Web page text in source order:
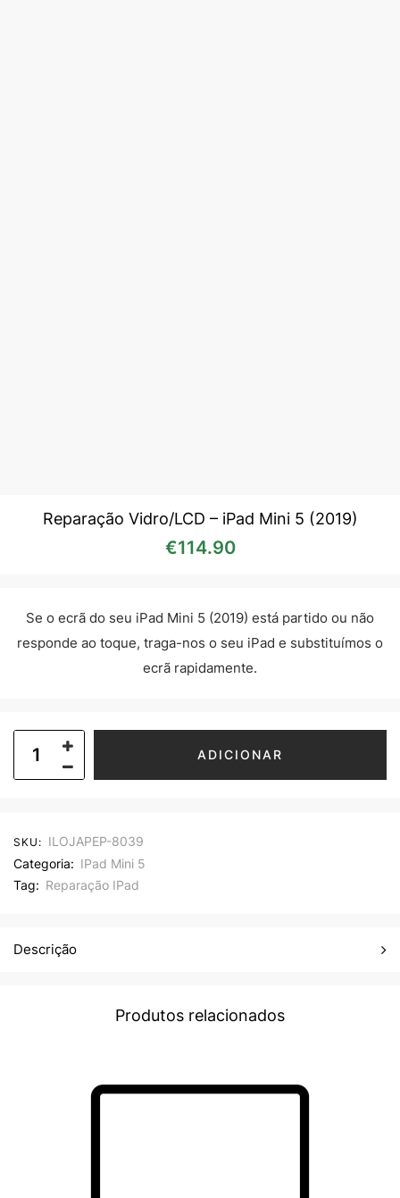
Reparação Vidro/LCD – iPad Mini 5 (2019)
€114.90
Se o ecrã do seu iPad Mini 5 (2019) está partido ou não
responde ao toque, traga-nos o seu iPad e substituímos o
ecrã rapidamente.
ADICIONAR
SKU: ILOJAPEP-8039
Categoria: IPad Mini 5
Tag: Reparação IPad
Descrição
Produtos relacionados